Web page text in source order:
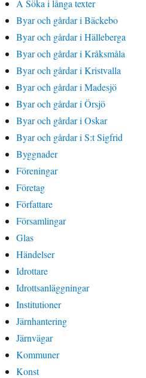
A Söka i långa texter
Byar och gårdar i Bäckebo
Byar och gårdar i Hälleberga
Byar och gårdar i Kråksmåla
Byar och gårdar i Kristvalla
Byar och gårdar i Madesjö
Byar och gårdar i Örsjö
Byar och gårdar i Oskar
Byar och gårdar i S:t Sigfrid
Byggnader
Föreningar
Företag
Författare
Församlingar
Glas
Händelser
Idrottare
Idrottsanläggningar
Institutioner
Järnhantering
Järnvägar
Kommuner
Konst